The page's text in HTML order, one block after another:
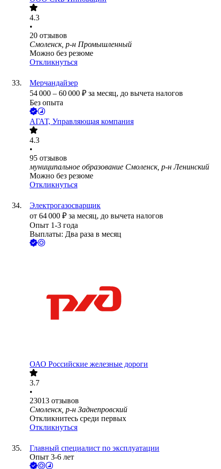
4.3
•
20 отзывов
Смоленск, р-н Промышленный
Можно без резюме
Откликнуться
Мерчандайзер
54 000 – 60 000 ₽ за месяц, до вычета налогов
Без опыта
АГАТ, Управляющая компания
4.3
•
95 отзывов
муниципальное образование Смоленск, р-н Ленинский
Можно без резюме
Откликнуться
Электрогазосварщик
от 64 000 ₽ за месяц, до вычета налогов
Опыт 1-3 года
Выплаты: Два раза в месяц
ОАО Российские железные дороги
3.7
•
23013 отзывов
Смоленск, р-н Заднепровский
Откликнитесь среди первых
Откликнуться
Главный специалист по эксплуатации
Опыт 3-6 лет